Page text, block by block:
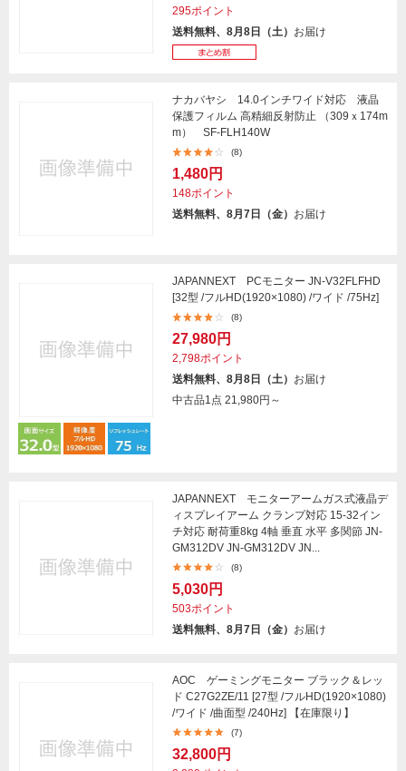
295ポイント
送料無料、8月8日（土） お届け
ナカバヤシ 14.0インチワイド対応 液晶
保護フィルム 高精細反射防止 （309ｘ174m
m） SF-FLH140W
(8)
1,480円
148ポイント
送料無料、8月7日（金） お届け
JAPANNEXT PCモニター JN-V32FLFHD
[32型 /フルHD(1920×1080) /ワイド /75Hz]
(8)
27,980円
2,798ポイント
送料無料、8月8日（土） お届け
中古品1点 21,980円～
JAPANNEXT モニターアームガス式液晶デ
ィスプレイアーム クランプ対応 15-32イン
チ対応 耐荷重8kg 4軸 垂直 水平 多関節 JN-
GM312DV JN-GM312DV JN...
(8)
5,030円
503ポイント
送料無料、8月7日（金） お届け
AOC ゲーミングモニター ブラック＆レッ
ド C27G2ZE/11 [27型 /フルHD(1920×1080)
/ワイド /曲面型 /240Hz] 【在庫限り】
(7)
32,800円